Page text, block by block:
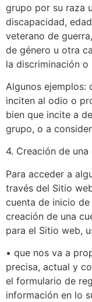
grupo por su raza
discapacidad,
veterano de
de género u otra
la discriminación
Algunos ejemplos:
inciten al odio o
bien que incite a
grupo, o a
4. Creación de una
Para acceder a
través del Sitio
cuenta de inicio
creación de una
para el Sitio web,
• que nos va a
precisa, actual y
el formulario de
información en lo